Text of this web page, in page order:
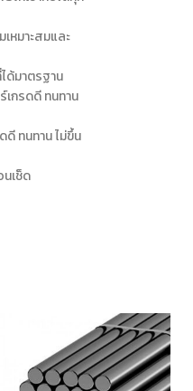
หมาะสมและ
ด้มาตรฐาน
กรดดี ทนทาน
ทนทาน ไม่ขึ้น
เช็ด